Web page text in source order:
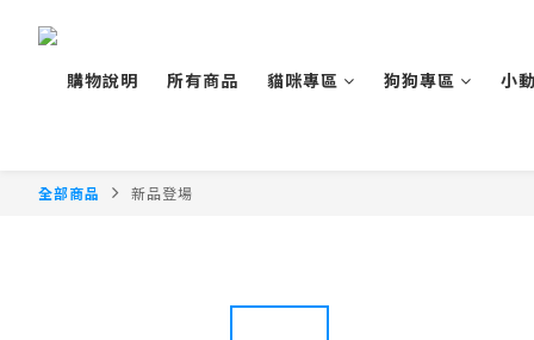
購物說明 所有商品 貓咪專區 狗狗專區 小
全部商品 新品登場